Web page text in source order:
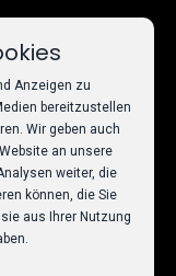
Anzeigen zu
bereitzustellen
Wir geben auch
an unsere
weiter, die
können, die Sie
aus Ihrer Nutzung